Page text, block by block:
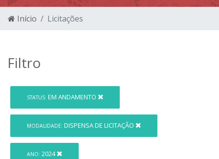
Início Licitações
Filtro
STATUS: EM ANDAMENTO
MODALIDADE: DISPENSA DE LICITAÇÃO
ANO: 2024